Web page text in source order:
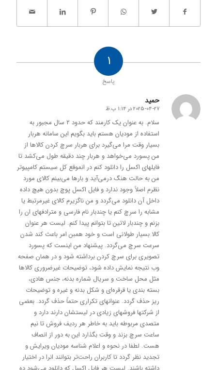
1
پاسخ
حمید
گفته:
2025-04-27 در 1:14 ب.ظ
سلام. به عنوان یک کارمند که حدود ۲ سال مجبور به
استفاده از مودیان هستم باید بگویم این سامانه هربار
بسیار وقت مرا می‌گیرد برای هربار سرچ کردن کالاها از
من پسورد می‌خواهد و هربار چند دقیقه طول می‌کشد تا
فایلهای اکسل را دانلود کنم در انموقع کل سیستم کامپیوتر
من به حالت هنگ درمی‌آید و بارها می‌بینم کالای مورد
نظرم اصلاً وجود ندارد و فایل اکسل پوچ بدون هیچ داده
داخل آن دانلود می‌گردد و من ناگزیرم کالای غیرمرتبط یا
مشابه را سرچ کنم یا چندبار نام فارسی و مترادفهای ان را
بزنم و چندبار لاتین تا بتوانم پیدا کنم. لیست هر عنوان
کالا بسیار طولانی است و خود همبن امر باعث کند شدن
سرعت سرچ می‌گردد. پیشنهاد من اینست که پسورد
تصویری برای سرچ کردن برداشته شود و در همان صفحه
وب نتیجه نمایش داده شود، توضیحات غیرضروری کالاها
مثل محل ساخت و سریال شماره بدنه، جنس هادی،
بسته بندی یا قرقره‌ای و شکل بدنه و غیره و توضیحات
ریز حذف گردد. عنوانهای تکراری حتماً حذف گردد. بعضی
از شرکتها فروشهای زیادی در لیستشان دارند دارد و
متصدی مربوطه باید به خاطر هر ردیف فروش تا نیم
ساعت سرچ بزند و وقت بگذارد این به دور از انصاف
هست. لطفا در نحوه و اعلام شناسه مودیان ویرایش و
تجدید نظر گردد تا کاربران راحت‌تر بتوانند انرا در اختیار